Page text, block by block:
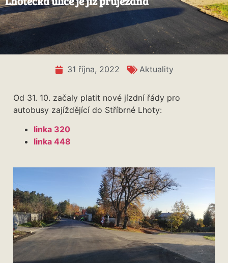
31 října, 2022 Aktuality
Od 31. 10. začaly platit nové jízdní řády pro
autobusy zajíždějící do Stříbrné Lhoty:
linka 320
linka 448